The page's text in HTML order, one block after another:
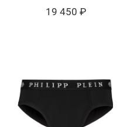
19 450 ₽